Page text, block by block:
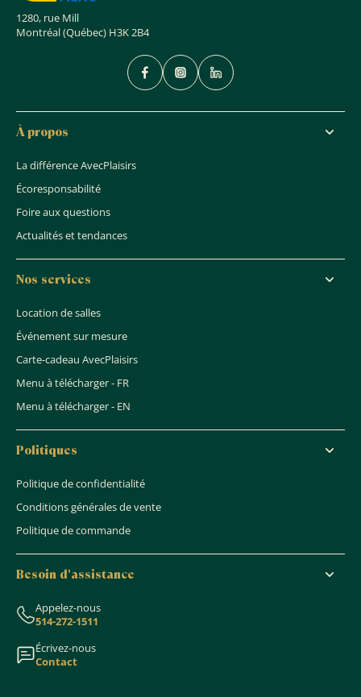
1280, rue Mill
Montréal (Québec) H3K 2B4
À propos
La différence AvecPlaisirs
Écoresponsabilité
Foire aux questions
Actualités et tendances
Nos services
Location de salles
Événement sur mesure
Carte-cadeau AvecPlaisirs
Menu à télécharger - FR
Menu à télécharger - EN
Politiques
Politique de confidentialité
Conditions générales de vente
Politique de commande
Besoin d'assistance
Appelez-nous
514-272-1511
Écrivez-nous
Contact